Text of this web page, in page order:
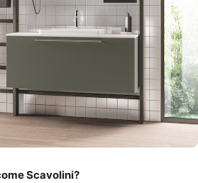
Scavolini?